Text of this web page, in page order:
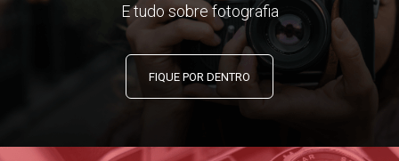
E tudo sobre fotografia
FIQUE POR DENTRO